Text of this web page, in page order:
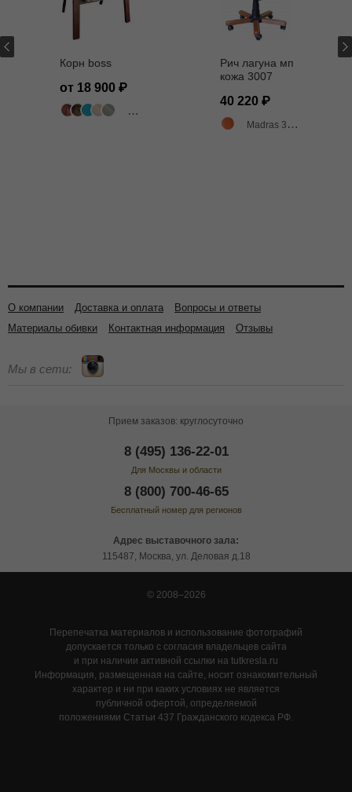
Корн boss
от 18 900
503 цвета
Рич лагуна мп
кожа 3007
40 220
Madras 3007 оранжевый матовый
О компании Доставка и оплата
Вопросы и ответы
Материалы обивки
Контактная информация Отзывы
Мы в сети:
Прием заказов: круглосуточно
8 (495) 136-22-01
Для Москвы и области
8 (800) 700-46-65
Бесплатный номер для регионов
Адрес выставочного зала:
115487, Москва, ул. Деловая д.18
© 2008–2026
Перепечатка материалов и использование фотографий
допускается только с согласия владельцев сайта
и при наличии активной ссылки на tutkresla.ru
Информация, размещенная на сайте, носит ознакомительный
характер и ни при каких условиях не является
публичной офертой, определяемой
положениями Статьи 437 Гражданского кодекса РФ.